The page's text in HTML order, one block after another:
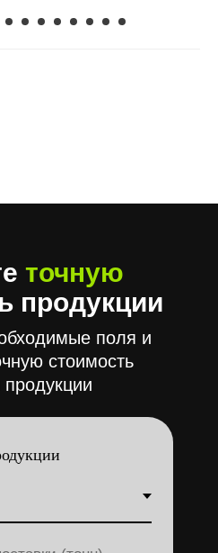
продукции
стоимость